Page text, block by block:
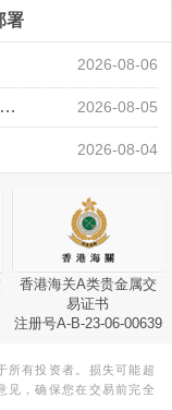
署
2026-08-06
静待小非农指引 黄金或一击破局 2026-08-05
2026-08-04
香港海关A类贵金属交
易证书
注册号A-B-23-06-00639
所有投资者。损失可能超
见，确保您在交易前完全